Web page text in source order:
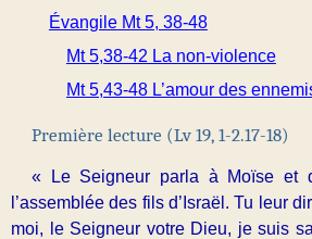
Évangile Mt 5, 38-48
Mt 5,38-42 La non-violence
Mt 5,43-48 L’amour des
Première lecture (Lv 19, 1-2.17-18)
« Le Seigneur parla à Moïse et
l’assemblée des fils d’Israël. Tu leur
moi, le Seigneur votre Dieu, je suis